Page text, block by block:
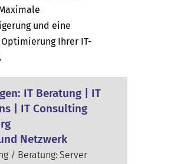
und eine
Ihrer IT-
IT Beratung | IT
| IT Consulting
Netzwerk
/ Beratung: Server